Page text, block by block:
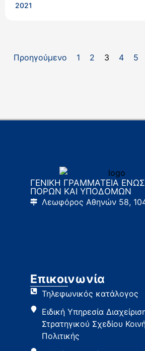
2021
Προηγούμενο 1 2 3 4 5
ΓΕΝΙΚΗ ΓΡΑΜΜΑΤΕΙΑ
ΠΟΡΩΝ ΚΑΙ ΥΠΟΔΟΜΩΝ
Λεωφόρος Αθηνών 58,
Επικοινωνία
Τηλεφωνικός κατάλογος
Ειδική Υπηρεσία
Στρατηγικού Σχεδίου
Πολιτικής